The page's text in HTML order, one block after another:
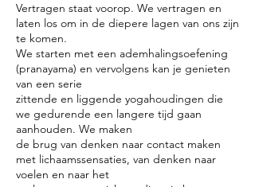
Vertragen staat voorop. We vertragen en
laten los om in de diepere lagen van ons zijn
te komen.
We starten met een ademhalingsoefening
(pranayama) en vervolgens kan je genieten
van een serie
zittende en liggende yogahoudingen die
we gedurende een langere tijd gaan
aanhouden. We maken
de brug van denken naar contact maken
met lichaamssensaties, van denken naar
voelen en naar het